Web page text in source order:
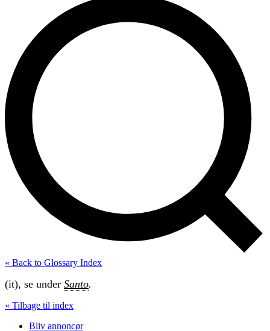
« Back to Glossary Index
(it), se under Santo.
« Tilbage til index
Bliv annoncør